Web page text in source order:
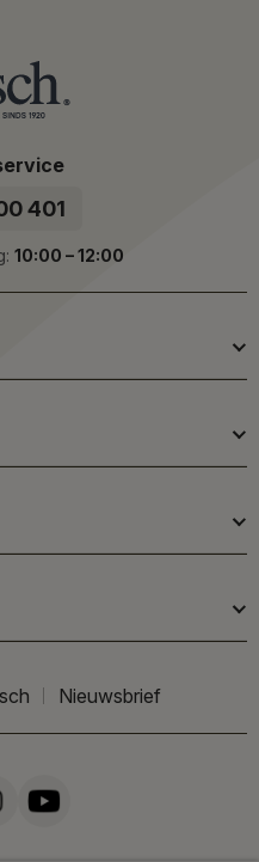
401
10:00 – 12:00
Nieuwsbrief